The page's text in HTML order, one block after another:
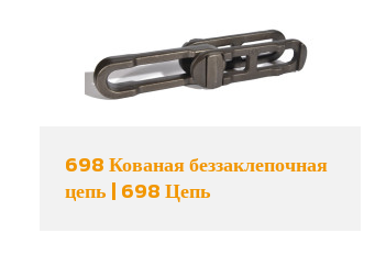
698 Кованая беззаклепочная
цепь | 698 Цепь